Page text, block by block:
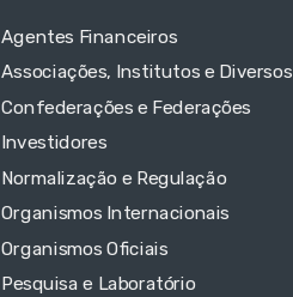
Agentes Financeiros
Associações, Institutos e Diversos
Confederações e Federações
Investidores
Normalização e Regulação
Organismos Internacionais
Organismos Oficiais
Pesquisa e Laboratório